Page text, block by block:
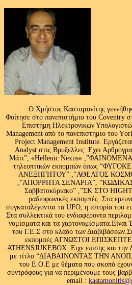
Ο Χρήστος Κασταμονίτης
Φοίτησε στο πανεπιστήμιο του Coventry
Επιστήμη Ηλεκτρονικών
Management από το πανεπιστήμιο του
Project Management Institute.
Analyst στις Βρυξελλες. Εχει
Μάτι”, «Hellenic Nexus»
τηλεοπτικών εκπομπών όπως
ΑΝΕΞΗΓΗΤΟΥ” ,”ΑΘΕΑΤΟΣ
,”ΑΠΟΡΡΗΤΑ ΣΕΝΑΡΙΑ”,
Σαββατοκύριακο” ,”ΣΚ ΣΤΟ
ραδιοφωνικές εκπομπές .Στα
συγκαταλέγονται τα UFO, η ιστορία του
Στα συλλεκτικά του ενδιαφέροντα
νομίσματα και τα χαρτονομίσματα.Είναι
του Γ.Ε.Σ στο κλάδο των
εκπομπές ΑΓΝΩΣΤΟΙ
ATHENSJUKEBOX .Ειχε επισης και την
με τίτλο “ΔΙΑΒΑΙΝΟΝΤΑΣ ΤΗΝ
του Ε.Ο.Ε με θέματα που σκοπό
συντρόφους για να περιμένουμε τους
email :